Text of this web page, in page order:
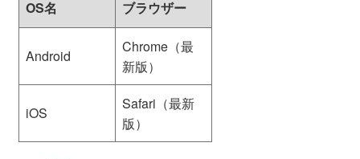
OS名 ブラウザー
Android
Chrome（最
新版）
iOS
Safari（最新
版）